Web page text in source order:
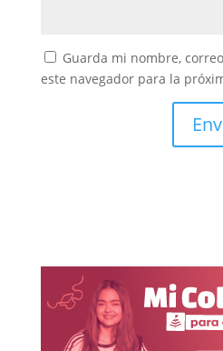
Guarda mi nombre,
este navegador para la